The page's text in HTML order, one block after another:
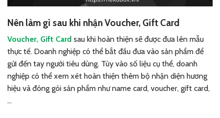
Nên làm gì sau khi nhận Voucher, Gift Card
Voucher, Gift Card sau khi hoàn thiện sẽ được đưa lên mẫu
thực tế. Doanh nghiệp có thể bắt đầu đưa vào sản phẩm để
gửi đến tay người tiêu dùng. Tùy vào số liệu cụ thể, doanh
nghiệp có thể xem xét hoàn thiện thêm bộ nhận diện hương
hiệu và đóng gói sản phẩm như name card, voucher, gift card,
…